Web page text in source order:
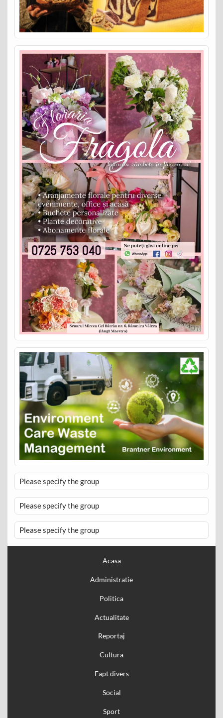
Please specify the group
Please specify the group
Please specify the group
Acasa
Administratie
Politica
Actualitate
Reportaj
Cultura
Fapt divers
Social
Sport